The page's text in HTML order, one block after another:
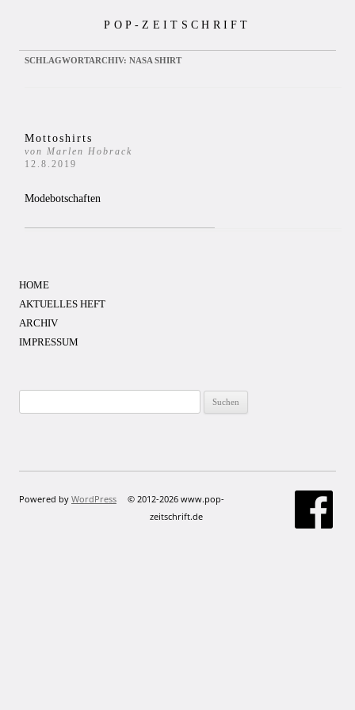
POP-ZEITSCHRIFT
SCHLAGWORTARCHIV: NASA SHIRT
Mottoshirts
von Marlen Hobrack
12.8.2019
Modebotschaften
HOME
AKTUELLES HEFT
ARCHIV
IMPRESSUM
nach:
Powered by WordPress
© 2012-2026 www.pop-
zeitschrift.de